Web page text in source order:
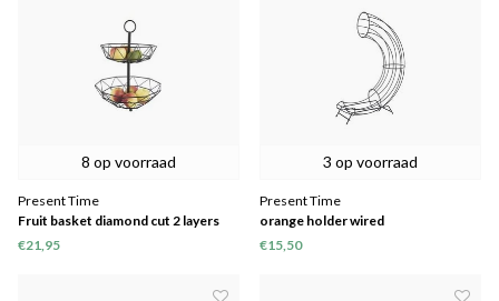
8 op voorraad
Present Time
Fruit basket diamond cut 2 layers
€21,95
3 op voorraad
Present Time
orange holder wired
€15,50